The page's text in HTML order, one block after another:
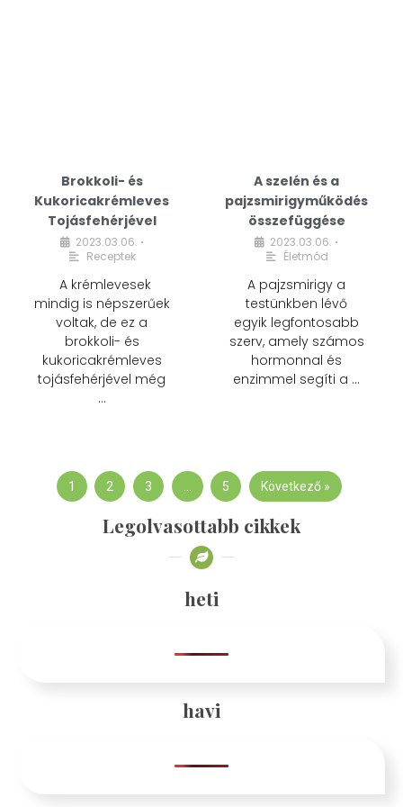
Brokkoli- és
Kukoricakrémleves
Tojásfehérjével
2023.03.06. •
Receptek
A krémlevesek
mindig is népszerűek
voltak, de ez a
brokkoli- és
kukoricakrémleves
tojásfehérjével még
…
A szelén és a
pajzsmirigyműködés
összefüggése
2023.03.06. •
Életmód
A pajzsmirigy a
testünkben lévő
egyik legfontosabb
szerv, amely számos
hormonnal és
enzimmel segíti a …
1 2 3 … 5 Következő »
Legolvasottabb cikkek
heti
havi